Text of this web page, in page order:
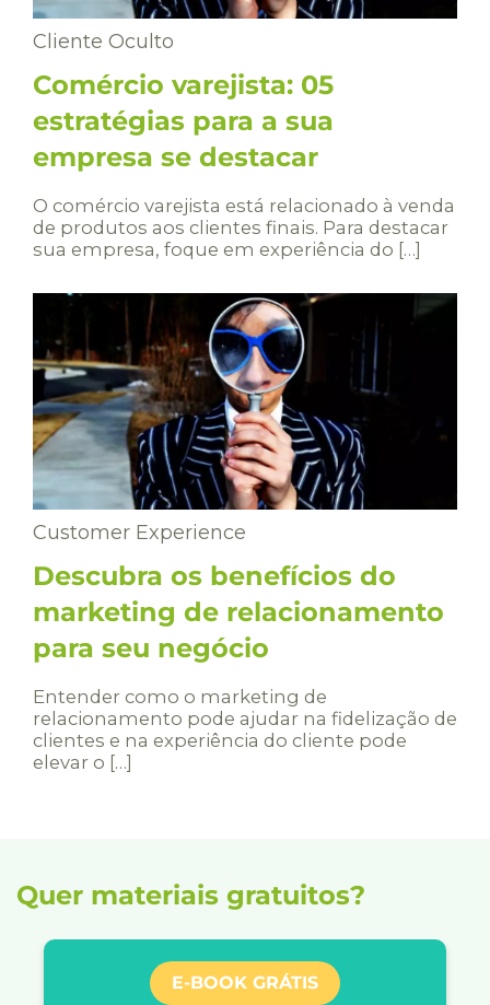
Cliente Oculto
Comércio varejista: 05
estratégias para a sua
empresa se destacar
O comércio varejista está relacionado à venda
de produtos aos clientes finais. Para destacar
sua empresa, foque em experiência do […]
Customer Experience
Descubra os benefícios do
marketing de relacionamento
para seu negócio
Entender como o marketing de
relacionamento pode ajudar na fidelização de
clientes e na experiência do cliente pode
elevar o […]
Quer materiais gratuitos?
E-BOOK GRÁTIS